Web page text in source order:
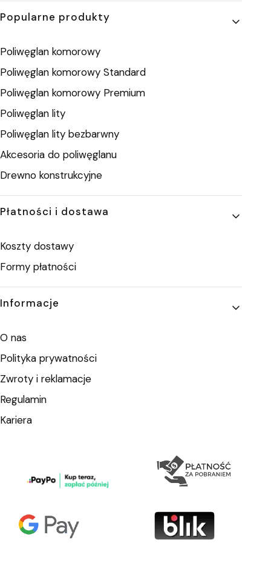
Popularne produkty
Poliwęglan komorowy
Poliwęglan komorowy Standard
Poliwęglan komorowy Premium
Poliwęglan lity
Poliwęglan lity bezbarwny
Akcesoria do poliwęglanu
Drewno konstrukcyjne
Płatności i dostawa
Koszty dostawy
Formy płatności
Informacje
O nas
Polityka prywatności
Zwroty i reklamacje
Regulamin
Kariera